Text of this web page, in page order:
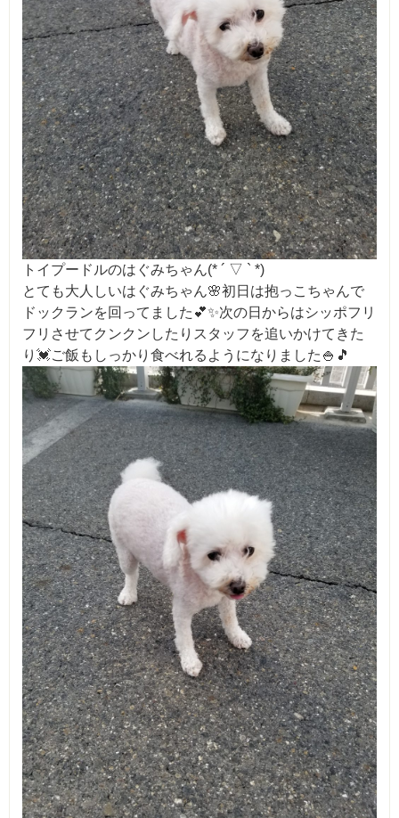
トイプードルのはぐみちゃん(* ´ ▽ ` *)
とても大人しいはぐみちゃん🌸初日は抱っこちゃんで
ドックランを回ってました💕✨次の日からはシッポフリ
フリさせてクンクンしたりスタッフを追いかけてきた
り💓ご飯もしっかり食べれるようになりました🍚🎵